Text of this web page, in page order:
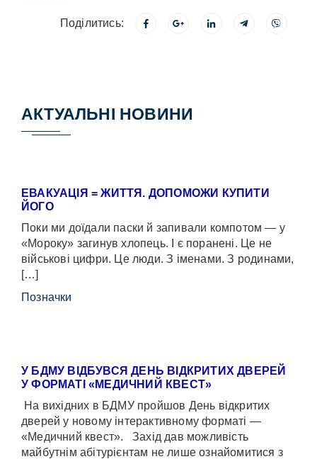
Поділитись:
АКТУАЛЬНІ НОВИНИ
ЕВАКУАЦІЯ = ЖИТТЯ. ДОПОМОЖИ КУПИТИ
ЙОГО
Поки ми доїдали паски й запивали компотом — у
«Мороку» загинув хлопець. І є поранені. Це не
військові цифри. Це люди. З іменами. З родинами,
[…]
Позначки
У БДМУ ВІДБУВСЯ ДЕНЬ ВІДКРИТИХ ДВЕРЕЙ
У ФОРМАТІ «МЕДИЧНИЙ КВЕСТ»
На вихідних в БДМУ пройшов День відкритих
дверей у новому інтерактивному форматі —
«Медичний квест». Захід дав можливість
майбутнім абітурієнтам не лише ознайомитися з